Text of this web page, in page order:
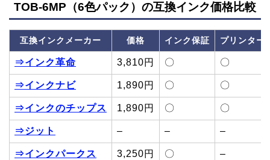
TOB-6MP（6色パック）の互換インク価格比較
互換インクメーカー 価格 インク保証 プリンター
⇒インク革命 3,810円 〇 〇
⇒インクナビ 1,890円 〇 〇
⇒インクのチップス 1,890円 〇 〇
⇒ジット – – –
⇒インクパークス 3,250円 〇 –